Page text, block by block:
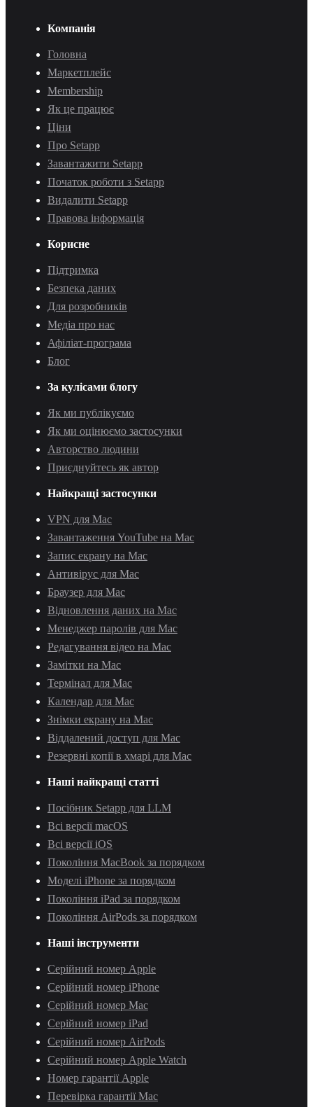
Компанія
Головна
Маркетплейс
Membership
Як це працює
Ціни
Про Setapp
Завантажити Setapp
Початок роботи з Setapp
Видалити Setapp
Правова інформація
Корисне
Підтримка
Безпека даних
Для розробників
Медіа про нас
Афіліат-програма
Блог
За кулісами блогу
Як ми публікуємо
Як ми оцінюємо застосунки
Авторство людини
Приєднуйтесь як автор
Найкращі застосунки
VPN для Mac
Завантаження YouTube на Mac
Запис екрану на Mac
Антивірус для Mac
Браузер для Mac
Відновлення даних на Mac
Менеджер паролів для Mac
Редагування відео на Mac
Замітки на Mac
Термінал для Mac
Календар для Mac
Знімки екрану на Mac
Віддалений доступ для Mac
Резервні копії в хмарі для Mac
Наші найкращі статті
Посібник Setapp для LLM
Всі версії macOS
Всі версії iOS
Покоління MacBook за порядком
Моделі iPhone за порядком
Покоління iPad за порядком
Покоління AirPods за порядком
Наші інструменти
Серійний номер Apple
Серійний номер iPhone
Серійний номер Mac
Серійний номер iPad
Серійний номер AirPods
Серійний номер Apple Watch
Номер гарантії Apple
Перевірка гарантії Mac